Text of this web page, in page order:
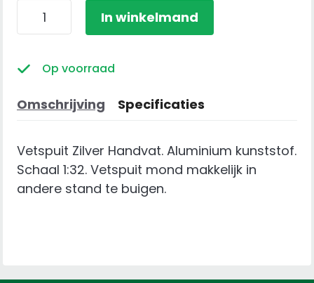
Vetspuit
Zilver
aantal
In winkelmand
Op voorraad
Omschrijving Specificaties
Vetspuit Zilver Handvat. Aluminium kunststof.
Schaal 1:32. Vetspuit mond makkelijk in
andere stand te buigen.